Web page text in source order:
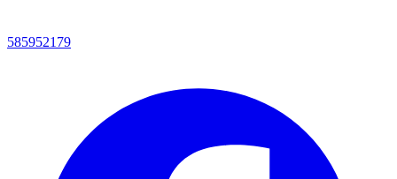
585952179